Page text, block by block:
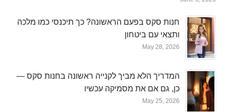
חנות סקס בפעם הראשונה? כך תיכנסי כמו מלכה
ותצאי עם ביטחון
May 28, 2026
המדריך הלא מביך לקנייה ראשונה בחנות סקס —
כן, גם אם את מסמיקה עכשיו
May 25, 2026